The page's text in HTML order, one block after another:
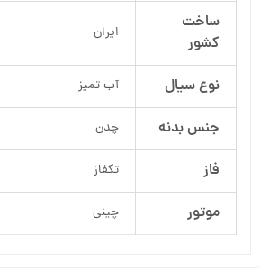
ساخت
کشور
ایران
نوع سیال آب تمیز
جنس بدنه چدن
فاز تکفاز
موتور چینی